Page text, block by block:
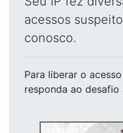
acessos
conosco.
Para liberar o acesso
responda ao desafio